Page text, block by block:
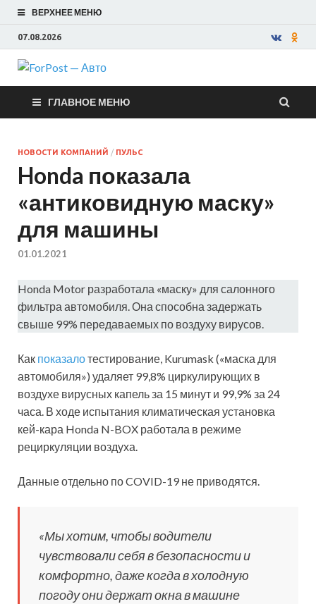
ВЕРХНЕЕ МЕНЮ
07.08.2026
ForPost —
Авто
ГЛАВНОЕ МЕНЮ
НОВОСТИ КОМПАНИЙ / ПУЛЬС
Honda показала
«антиковидную маску»
для машины
01.01.2021
Honda Motor разработала «маску» для салонного
фильтра автомобиля. Она способна задержать
свыше 99% передаваемых по воздуху вирусов.
Как показалотестирование, Kurumask («маска для
автомобиля») удаляет 99,8% циркулирующих в
воздухе вирусных капель за 15 минут и 99,9% за 24
часа. В ходе испытания климатическая установка
кей-кара Honda N-BOX работала в режиме
рециркуляции воздуха.
Данные отдельно по COVID-19 не приводятся.
«Мы хотим, чтобы водители
чувствовали себя в безопасности и
комфортно, даже когда в холодную
погоду они держат окна в машине